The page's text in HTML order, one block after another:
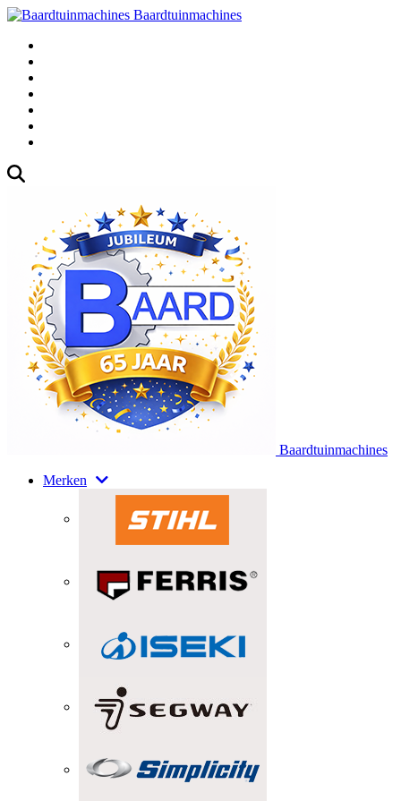
Baardtuinmachines
Baardtuinmachines
Merken